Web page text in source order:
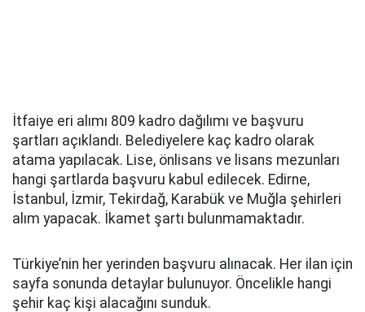
İtfaiye eri alımı 809 kadro dağılımı ve başvuru
şartları açıklandı. Belediyelere kaç kadro olarak
atama yapılacak. Lise, önlisans ve lisans mezunları
hangi şartlarda başvuru kabul edilecek. Edirne,
İstanbul, İzmir, Tekirdağ, Karabük ve Muğla şehirleri
alım yapacak. İkamet şartı bulunmamaktadır.
Türkiye’nin her yerinden başvuru alınacak. Her ilan için
sayfa sonunda detaylar bulunuyor. Öncelikle hangi
şehir kaç kişi alacağını sunduk.